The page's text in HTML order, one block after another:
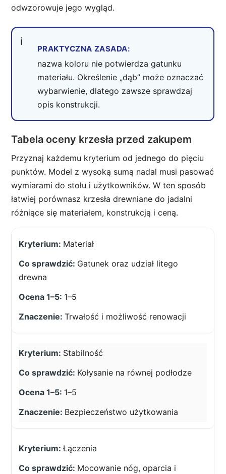
odwzorowuje jego wygląd.
PRAKTYCZNA ZASADA:
nazwa koloru nie potwierdza gatunku
materiału. Określenie „dąb” może oznaczać
wybarwienie, dlatego zawsze sprawdzaj
opis konstrukcji.
Tabela oceny krzesła przed zakupem
Przyznaj każdemu kryterium od jednego do pięciu
punktów. Model z wysoką sumą nadal musi pasować
wymiarami do stołu i użytkowników. W ten sposób
łatwiej porównasz krzesła drewniane do jadalni
różniące się materiałem, konstrukcją i ceną.
Materiał
Gatunek oraz udział litego
drewna
1–5
Trwałość i możliwość renowacji
Stabilność
Kołysanie na równej podłodze
1–5
Bezpieczeństwo użytkowania
Łączenia
Mocowanie nóg, oparcia i